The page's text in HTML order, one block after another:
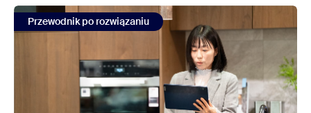
view Integracja WhatsApp for Business Messaging dla
Przewodnik po rozwiązaniu